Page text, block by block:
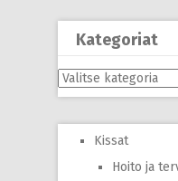
Kategoriat
Kategoriat
Kissat
Hoito ja